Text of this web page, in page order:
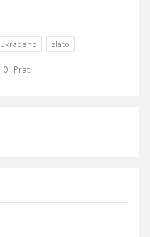
ukradeno zlato
0 Prati